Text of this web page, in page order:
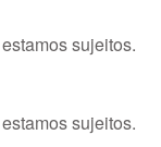
sujeitos.
sujeitos.